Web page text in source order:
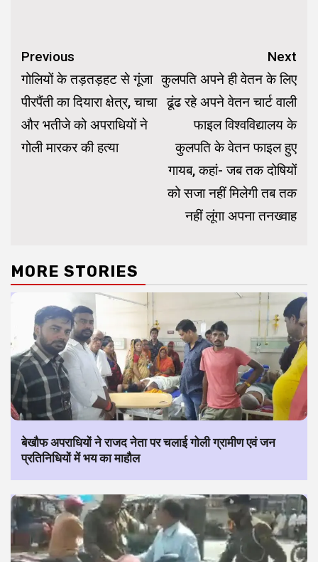
Continue
Reading
Previous
गोलियों के तड़तड़हट से गूंजा
पीरपैंती का दियारा क्षेत्र, चाचा
और भतीजे को अपराधियों ने
गोली मारकर की हत्या
Next
कुलपति अपने ही वेतन के लिए
ढूंढ रहे अपने वेतन चार्ट वाली
फाइल विश्वविद्यालय के
कुलपति के वेतन फाइल हुए
गायब, कहां- जब तक दोषियों
को सजा नहीं मिलेगी तब तक
नहीं लूंगा अपना तनख्वाह
MORE STORIES
बेखौफ अपराधियों ने राजद नेता पर चलाई गोली ग्रामीण एवं जन
प्रतिनिधियों में भय का माहौल